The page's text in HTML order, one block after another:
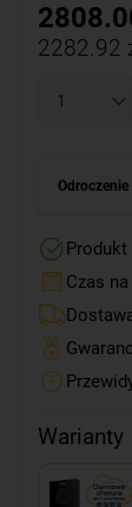
2282.92
Czas
Warianty